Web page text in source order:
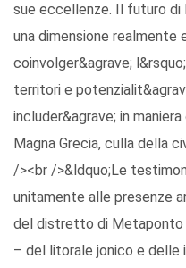
sue eccellenze. Il futuro di
una dimensione realmente
coinvolger&agrave;
territori e
includer&agrave; in
Magna Grecia, culla della
/><br />&ldquo;Le
unitamente alle presenze
del distretto di Metaponto
– del litorale jonico e